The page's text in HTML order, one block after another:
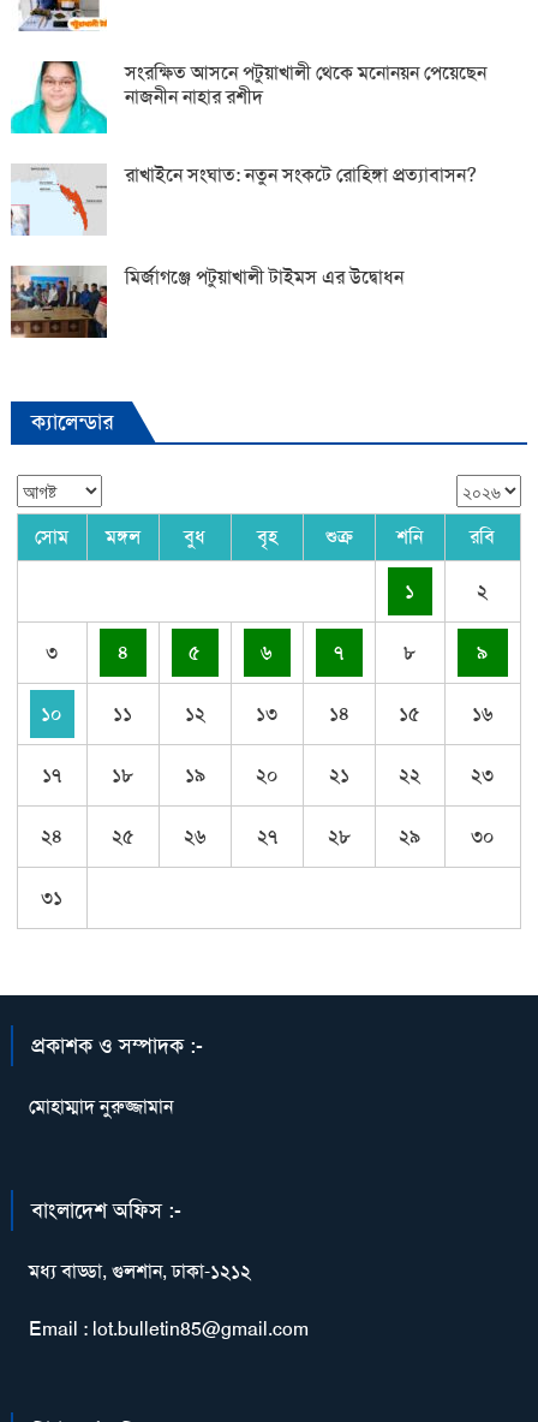
সংরক্ষিত আসনে পটুয়াখালী থেকে মনোনয়ন পেয়েছেন
নাজনীন নাহার রশীদ
রাখাইনে সংঘাত: নতুন সংকটে রোহিঙ্গা প্রত্যাবাসন?
মির্জাগঞ্জে পটুয়াখালী টাইমস এর উদ্বোধন
ক্যালেন্ডার
সোম মঙ্গল বুধ বৃহ শুক্র শনি রবি
১ ২
৩ ৪ ৫ ৬ ৭ ৮ ৯
১০ ১১ ১২ ১৩ ১৪ ১৫ ১৬
১৭ ১৮ ১৯ ২০ ২১ ২২ ২৩
২৪ ২৫ ২৬ ২৭ ২৮ ২৯ ৩০
৩১
প্রকাশক ও সম্পাদক :-
মোহাম্মাদ নুরুজ্জামান
বাংলাদেশ অফিস :-
মধ্য বাড্ডা, গুলশান, ঢাকা-১২১২
Email : lot.bulletin85@gmail.com